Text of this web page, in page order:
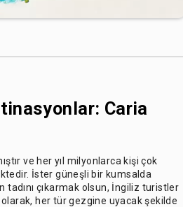
Caria
ve her yıl milyonlarca kişi çok
İster güneşli bir kumsalda
tadını çıkarmak olsun, İngiliz turistler
olarak, her tür gezgine uyacak şekilde